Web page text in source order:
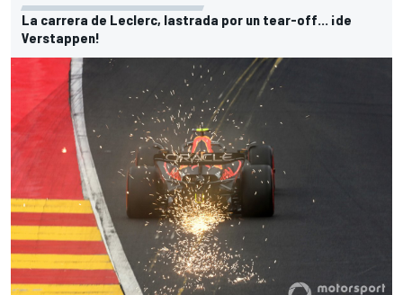
La carrera de Leclerc, lastrada por un tear-off... ¡de
Verstappen!